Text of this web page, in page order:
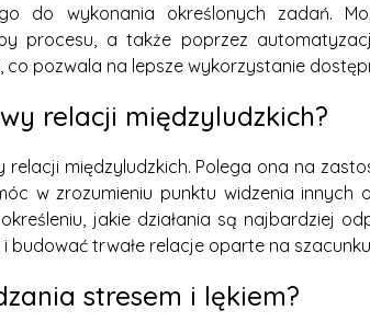
do wykonania określonych zadań.
procesu, a także poprzez
pozwala na lepsze wykorzystanie
relacji międzyludzkich?
międzyludzkich. Polega ona na
w zrozumieniu punktu widzenia
jakie działania są najbardziej
budować trwałe relacje oparte na
stresem i lękiem?